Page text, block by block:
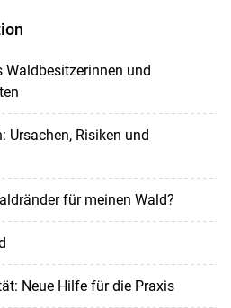
Waldbesitzerinnen und
Ursachen, Risiken und
für meinen Wald?
Neue Hilfe für die Praxis